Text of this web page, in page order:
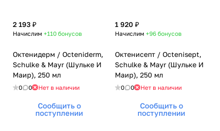
2 193 ₽
Начислим +110 бонусов
Октенидерм / Octeniderm,
Schulke & Mayr (Шульке И
Маир), 250 мл
0 0 Нет в наличии
Сообщить о
поступлении
1 920 ₽
Начислим +96 бонусов
Октенисепт / Octenisept,
Schulke & Mayr (Шульке И
Маир), 250 мл
0 0 Нет в наличии
Сообщить о
поступлении